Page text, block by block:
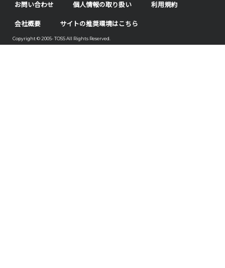
お問い合わせ 個人情報の取り扱い 利用規約
会社概要 サイトの推奨環境はこちら
Copyright © 2005- TOSS All Rights Reserved.